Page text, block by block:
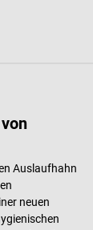
Auslaufhahn
neuen